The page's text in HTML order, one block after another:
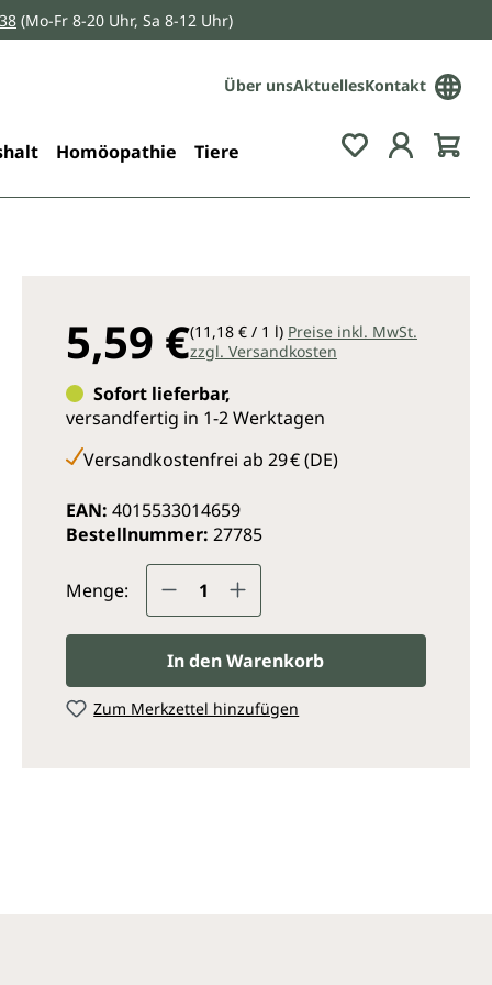
(Mo-Fr 8-20 Uhr, Sa 8-12 Uhr)
Über unsAktuellesKontakt
Homöopathie Tiere Du hast 0
5,59 €(11,18 € / 1 l) Preise inkl. MwSt.
zzgl. Versandkosten
Sofort lieferbar,
versandfertig in 1-2 Werktagen
Versandkostenfrei ab 29 € (DE)
EAN: 4015533014659
Bestellnummer: 27785
Menge: Produkt Anzahl: Gib den
In den Warenkorb
Zum Merkzettel hinzufügen